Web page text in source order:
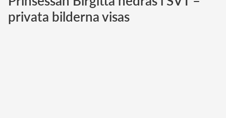
Norska kungahuset
privata bilderna visas